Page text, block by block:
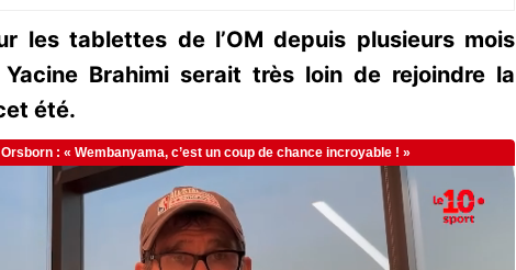
les tablettes de l’OM depuis plusieurs mois
Yacine Brahimi serait très loin de rejoindre la
été.